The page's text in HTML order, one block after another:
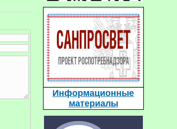
Информационные
материалы